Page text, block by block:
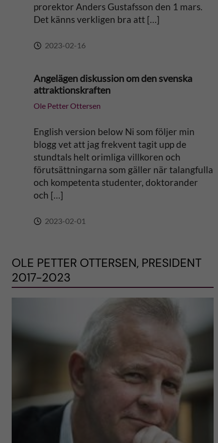
prorektor Anders Gustafsson den 1 mars.
Det känns verkligen bra att […]
2023-02-16
Angelägen diskussion om den svenska
attraktionskraften
Ole Petter Ottersen
English version below Ni som följer min
blogg vet att jag frekvent tagit upp de
stundtals helt orimliga villkoren och
förutsättningarna som gäller när talangfulla
och kompetenta studenter, doktorander
och […]
2023-02-01
OLE PETTER OTTERSEN, PRESIDENT
2017-2023